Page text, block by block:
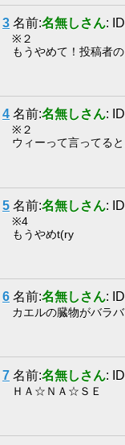
3 名前:名無しさん:
※２
もうやめて！投稿者
4 名前:名無しさん:
※２
ウィーって言ってる
5 名前:名無しさん:
※4
もうやめt(ry
6 名前:名無しさん:
カエルの臓物がバラ
7 名前:名無しさん:
ＨＡ☆ＮＡ☆ＳＥ